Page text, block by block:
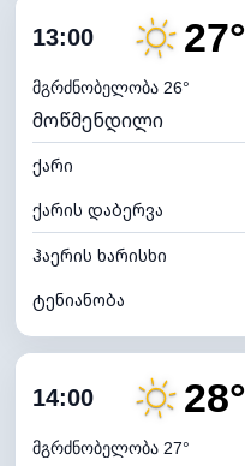
ღრუბლიანობა
ნამის წერტილი
ხილვადობა
განათების ინდექსი
ღრუბლის სიმაღლე
13:00 27°
მგრძნობელობა 26°
მოწმენდილი
ქარი
ქარის დაბერვა
ჰაერის ხარისხი
ტენიანობა
ღრუბლიანობა
ნამის წერტილი
14:00 28°
მგრძნობელობა 27°